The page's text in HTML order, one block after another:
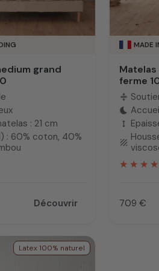
grand
: 21 cm
: 60% coton, 40%
Découvrir
MADE
ferme
compress
bedtime
height
texture
Prix
709 €
Latex 100% naturel